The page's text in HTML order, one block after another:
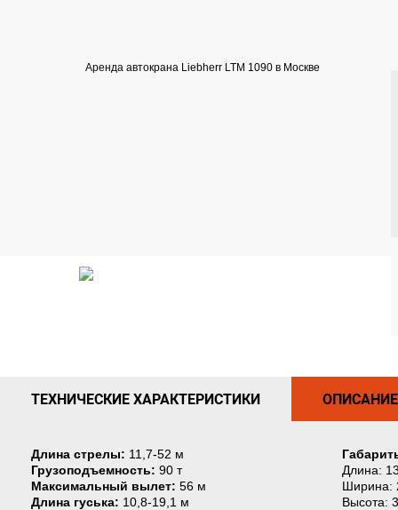
ТЕХНИЧЕСКИЕ ХАРАКТЕРИСТИКИ ОПИСАНИЕ
Длина стрелы: 11,7-52 м
Грузоподъемность: 90 т
Максимальный вылет: 56 м
Длина гуська: 10,8-19,1 м
Длина:
Ширина:
Высота: